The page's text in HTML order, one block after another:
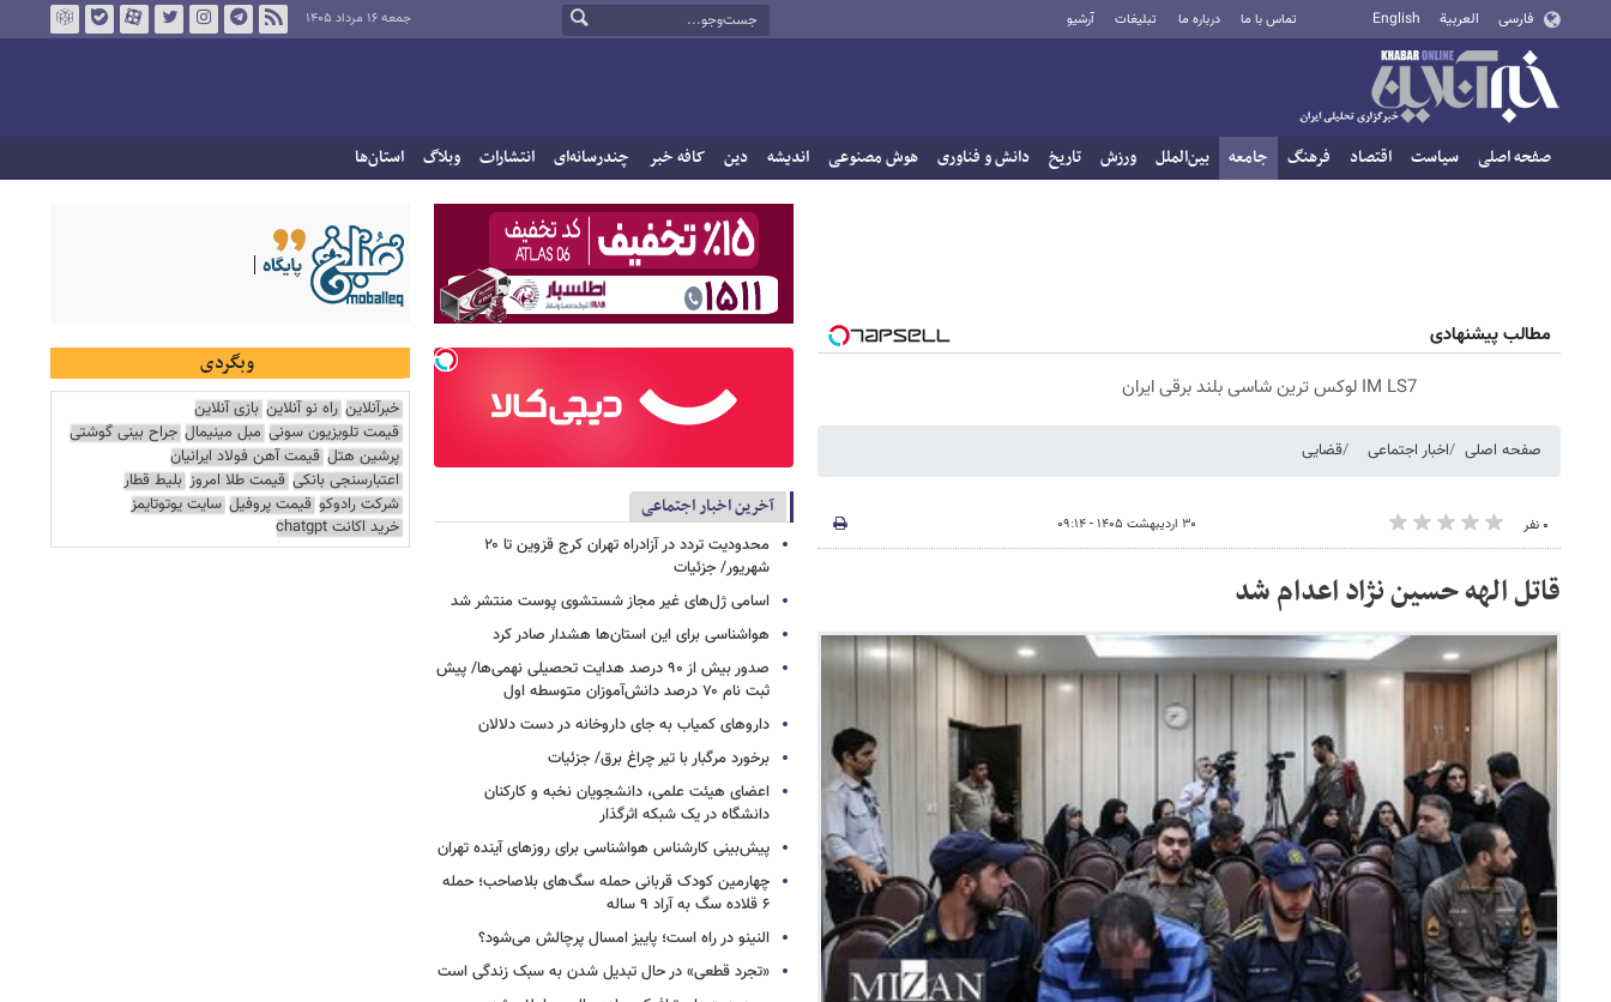
فارسی العربية English تماس با ما درباره ما تبلیغات آرشیو جمعه ۱۶ مرداد ۱۴۰۵
صفحه اصلی سیاست اقتصاد فرهنگ جامعه بین‌الملل ورزش تاریخ دانش و فناوری هوش مصنوعی اندیشه دین کافه خبر چندرسانه‌ای انتشارات وبلاگ استان‌ها
مطالب پیشنهادی
IM LS7 لوکس ترین شاسی بلند برقی ایران
صفحه اصلی اخبار اجتماعی قضایی
۰ نفر ۳۰ اردیبهشت ۱۴۰۵ - ۰۹:۱۴
قاتل الهه حسین نژاد اعدام شد
آخرین اخبار اجتماعی
محدودیت تردد در آزادراه تهران کرج قزوین تا ۲۰
شهریور/ جزئیات
اسامی ژل‌های غیر مجاز شستشوی پوست منتشر شد
هواشناسی برای این استان‌ها هشدار صادر کرد
صدور بیش از ۹۰ درصد هدایت تحصیلی نهمی‌ها/ پیش
ثبت نام ۷۰ درصد دانش‌آموزان متوسطه اول
داروهای کمیاب به جای داروخانه در دست دلالان
برخورد مرگبار با تیر چراغ برق/ جزئیات
اعضای هیئت علمی، دانشجویان نخبه و کارکنان
دانشگاه در یک شبکه‌ اثرگذار
پیش‌بینی کارشناس هواشناسی برای روزهای آینده تهران
چهارمین کودک قربانی حمله سگ‌های بلاصاحب؛ حمله
۶ قلاده سگ به آراد ۹ ساله
النینو در راه است؛ پاییز امسال پرچالش می‌شود؟
«تجرد قطعی» در حال تبدیل شدن به سبک زندگی است
وبگردی
خبرآنلاین راه نو آنلاین بازی آنلاین
قیمت تلویزیون سونی مبل مینیمال جراح بینی گوشتی
پرشین هتل قیمت آهن فولاد ایرانیان
اعتبارسنجی بانکی قیمت طلا امروز بلیط قطار
شرکت رادوکو قیمت پروفیل سایت یوتوتایمز
خرید اکانت chatgpt